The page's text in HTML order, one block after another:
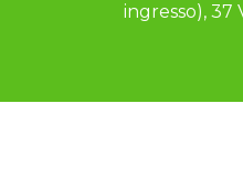
ingresso), 37